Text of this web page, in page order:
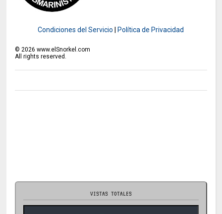
Condiciones del Servicio Política de Privacidad
©2026 www.elSnorkel.com
All rights reserved.
VISTAS TOTALES